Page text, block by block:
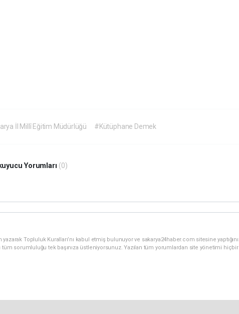
İl Millî Eğitim Müdürlüğü #Kütüphane Demek
Yorumları (0)
yazarak Topluluk Kuralları’nı kabul etmiş bulunuyor ve sakarya24haber.com sitesine
tüm sorumluluğu tek başınıza üstleniyorsunuz. Yazılan tüm yorumlardan site yönetimi